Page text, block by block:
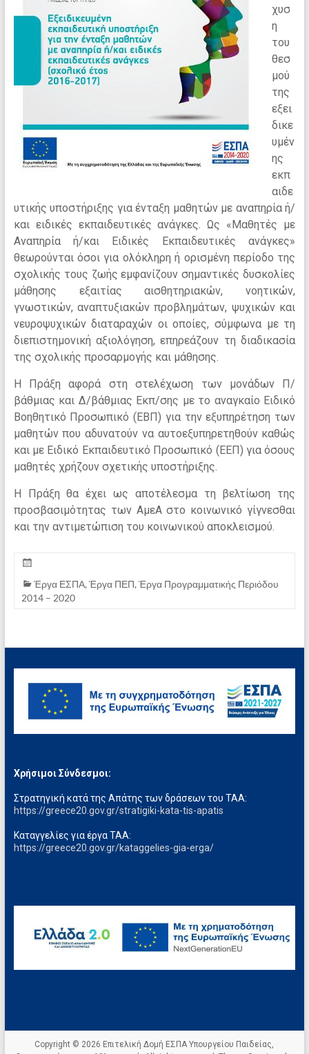
χυσ
η
του
θεσ
μού
της
εξει
δικε
υμέν
ης
εκπ
αιδε
υτικής υποστήριξης για ένταξη μαθητών με αναπηρία ή/
και ειδικές εκπαιδευτικές ανάγκες. Ως «Μαθητές με
Αναπηρία ή/και Ειδικές Εκπαιδευτικές ανάγκες»
θεωρούνται όσοι για ολόκληρη ή ορισμένη περίοδο της
σχολικής τους ζωής εμφανίζουν σημαντικές δυσκολίες
μάθησης εξαιτίας αισθητηριακών, νοητικών,
γνωστικών, αναπτυξιακών προβλημάτων, ψυχικών και
νευροψυχικών διαταραχών οι οποίες, σύμφωνα με τη
διεπιστημονική αξιολόγηση, επηρεάζουν τη διαδικασία
της σχολικής προσαρμογής και μάθησης.
Η Πράξη αφορά στη στελέχωση των μονάδων Π/
βάθμιας και Δ/βάθμιας Εκπ/σης με το αναγκαίο Ειδικό
Βοηθητικό Προσωπικό (ΕΒΠ) για την εξυπηρέτηση των
μαθητών που αδυνατούν να αυτοεξυπηρετηθούν καθώς
και με Ειδικό Εκπαιδευτικό Προσωπικό (ΕΕΠ) για όσους
μαθητές χρήζουν σχετικής υποστήριξης.
Η Πράξη θα έχει ως αποτέλεσμα τη βελτίωση της
προσβασιμότητας των ΑμεΑ στο κοινωνικό γίγνεσθαι
και την αντιμετώπιση του κοινωνικού αποκλεισμού.
Έργα ΕΣΠΑ, Έργα ΠΕΠ, Έργα Προγραμματικής Περιόδου
2014 – 2020
Χρήσιμοι Σύνδεσμοι:
Στρατηγική κατά της Απάτης των δράσεων του ΤΑΑ:
https://greece20.gov.gr/stratigiki-kata-tis-apatis
Καταγγελίες για έργα ΤΑΑ:
https://greece20.gov.gr/kataggelies-gia-erga/
Copyright © 2026 Επιτελική Δομή ΕΣΠΑ Υπουργείου Παιδείας,